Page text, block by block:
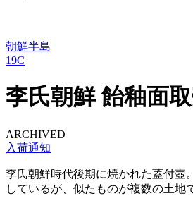
朝鮮半島
19C
李氏朝鮮 飴釉面
ARCHIVED
入荷通知
李氏朝鮮時代後期に焼かれた蓋付壺
しているが、似たものが複数の土地